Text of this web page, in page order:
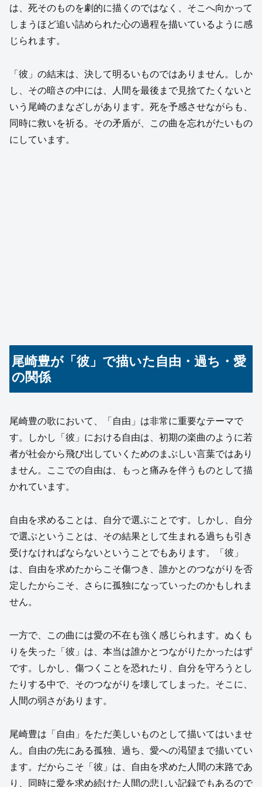
は、死そのものを劇的に描くのではなく、そこへ向かって
しまうほど追い詰められた心の過程を描いているように感
じられます。
「彼」の結末は、決して明るいものではありません。しか
し、その暗さの中には、人間を最後まで見捨てたくないと
いう尾崎のまなざしがあります。死を予感させながらも、
同時に救いを祈る。その矛盾が、この曲を忘れがたいもの
にしています。
尾崎豊が「彼」で描いた自由・過ち・愛
の関係
尾崎豊の歌において、「自由」は非常に重要なテーマで
す。しかし「彼」における自由は、初期の楽曲のように若
者が社会から飛び出していくためのまぶしい言葉ではあり
ません。ここでの自由は、もっと痛みを伴うものとして描
かれています。
自由を求めることは、自分で選ぶことです。しかし、自分
で選ぶということは、その結果として生まれる過ちも引き
受けなければならないということでもあります。「彼」
は、自由を求めたからこそ傷つき、誰かとのつながりを否
定したからこそ、さらに孤独になっていったのかもしれま
せん。
一方で、この曲には愛の不在も強く感じられます。ぬくも
りを失った「彼」は、本当は誰かとつながりたかったはず
です。しかし、傷つくことを恐れたり、自分を守ろうとし
たりする中で、そのつながりを壊してしまった。そこに、
人間の弱さがあります。
尾崎豊は「自由」をただ美しいものとして描いてはいませ
ん。自由の先にある孤独、過ち、愛への渇望まで描いてい
ます。だからこそ「彼」は、自由を求めた人間の末路であ
り、同時に愛を求め続けた人間の悲しい記録でもあるので